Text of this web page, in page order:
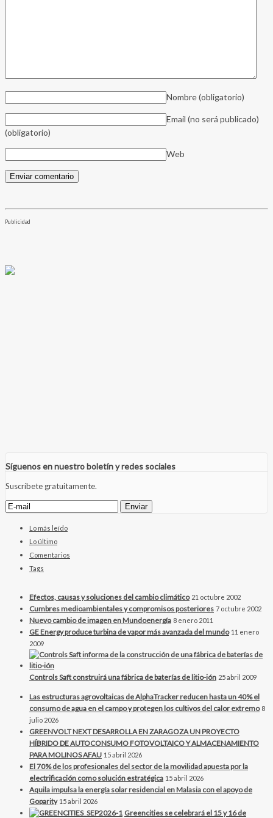
Nombre(obligatorio)
Email (no será publicado)
(obligatorio)
Web
Publicidad
Síguenos en nuestro boletín y redes sociales
Suscríbete gratuitamente.
Lo más leído
Lo último
Comentarios
Tags
Efectos, causas y soluciones del cambio climático 21 octubre 2002
Cumbres medioambientales y compromisos posteriores 7 octubre 2002
Nuevo cambio de imagen en Mundoenergía 8 enero 2011
GE Energy produce turbina de vapor más avanzada del mundo 11 enero
2009
Controls Saft construirá una fábrica de baterías de litio-ión 25 abril 2009
Las estructuras agrovoltaicas de AlphaTracker reducen hasta un 40% el
consumo de agua en el campo y protegen los cultivos del calor extremo 8
julio 2026
GREENVOLT NEXT DESARROLLA EN ZARAGOZA UN PROYECTO
HÍBRIDO DE AUTOCONSUMO FOTOVOLTAICO Y ALMACENAMIENTO
PARA MOLINOS AFAU 15 abril 2026
El 70% de los profesionales del sector de la movilidad apuesta por la
electrificación como solución estratégica 15 abril 2026
Aquila impulsa la energía solar residencial en Malasia con el apoyo de
Goparity 15 abril 2026
Greencities se celebrará el 15 y 16 de